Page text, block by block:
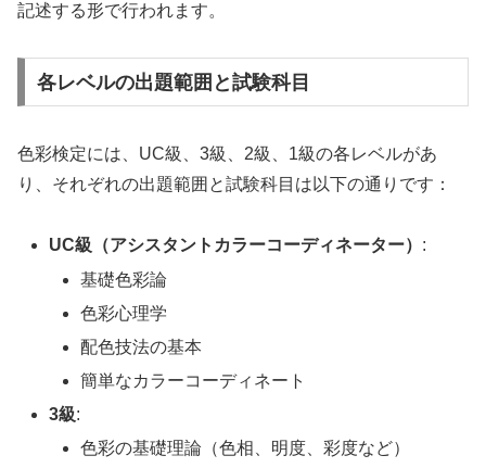
記述する形で行われます。
各レベルの出題範囲と試験科目
色彩検定には、UC級、3級、2級、1級の各レベルがあ
り、それぞれの出題範囲と試験科目は以下の通りです：
UC級（アシスタントカラーコーディネーター） :
基礎色彩論
色彩心理学
配色技法の基本
簡単なカラーコーディネート
3級:
色彩の基礎理論（色相、明度、彩度など）